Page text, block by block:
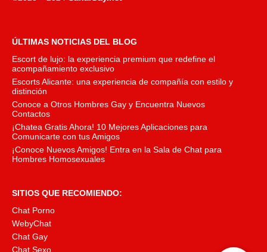
ÚLTIMAS NOTICIAS DEL BLOG
Escort de lujo: la experiencia premium que redefine el
acompañamiento exclusivo
Escorts Alicante: una experiencia de compañía con estilo y
distinción
Conoce a Otros Hombres Gay y Encuentra Nuevos
Contactos
¡Chatea Gratis Ahora! 10 Mejores Aplicaciones para
Comunicarte con tus Amigos
¡Conoce Nuevos Amigos! Entra en la Sala de Chat para
Hombres Homosexuales
SITIOS QUE RECOMIENDO:
Chat Porno
WebyChat
Chat Gay
Chat Sexo